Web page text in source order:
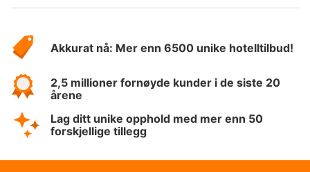
Hotelspecials
Akkurat nå: Mer enn 6500 unike hotelltilbud!
2,5 millioner fornøyde kunder i de siste 20
årene
Lag ditt unike opphold med mer enn 50
forskjellige tillegg